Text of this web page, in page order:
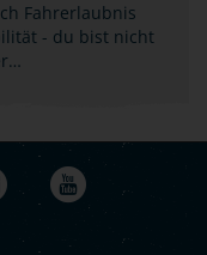
Fahrerlaubnis
- du bist nicht